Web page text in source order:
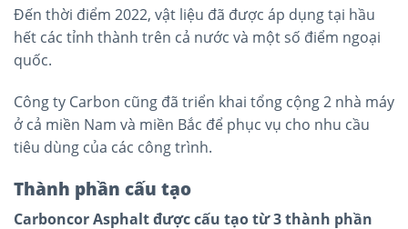
Đến thời điểm 2022, vật liệu đã được áp dụng tại hầu
hết các tỉnh thành trên cả nước và một số điểm ngoại
quốc.
Công ty Carbon cũng đã triển khai tổng cộng 2 nhà máy
ở cả miền Nam và miền Bắc để phục vụ cho nhu cầu
tiêu dùng của các công trình.
Thành phần cấu tạo
Carboncor Asphalt được cấu tạo từ 3 thành phần